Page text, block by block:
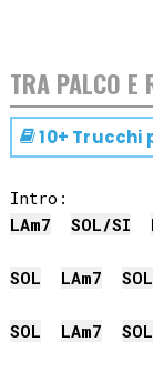
TRA PALCO E
10+ Trucchi
LAm7 SOL/SI
SOL LAm7 SOL
SOL LAm7 SOL